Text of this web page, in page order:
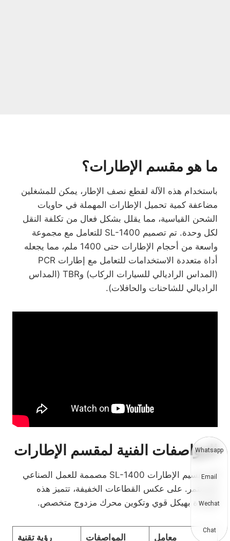
ما هو مقسم الإطارات؟
باستخدام هذه الآلة لقطع نصف الإطار، يمكن للمشغلين
مضاعفة كمية تحميل الإطارات المهملة في حاويات
الشحن القياسية، مما يقلل بشكل فعال من تكلفة النقل
لكل وحدة. تم تصميم SL-1400 للتعامل مع مجموعة
واسعة من أحجام الإطارات حتى 1400 ملم، مما يجعله
أداة متعددة الاستخدامات للتعامل مع إطارات PCR
(المداس الراديالي للسيارات الركاب) وTBR (المداس
الراديالي للشاحنات والحافلات).
المواصفات الفنية لمقسم الإطارات
آلة تقسيم الإطارات SL-1400 مصممة للعمل الصناعي
المستمر. على عكس القطاعات الخفيفة، تتميز هذه
الوحدة بهيكل قوي وتكوين محرك مزدوج متخصص.
معامل المواصفات رؤية تقنية
Whatsapp
Email
Wechat
Chat